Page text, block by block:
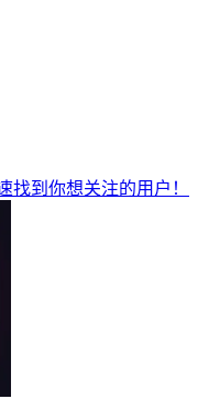
找到你想关注的用户！